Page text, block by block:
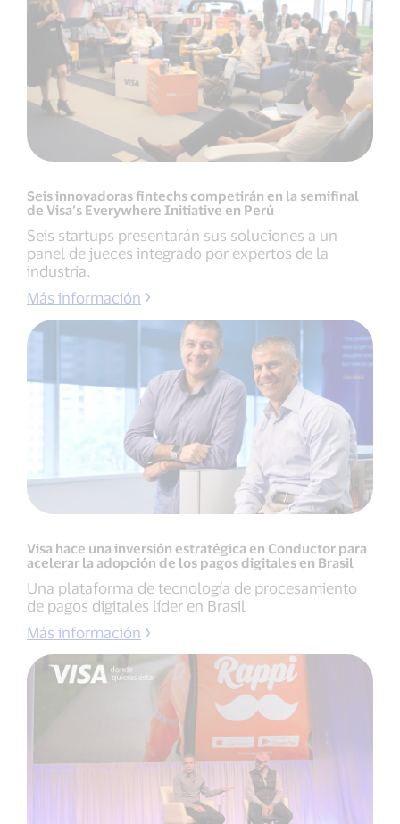
Seis innovadoras fintechs competirán en la semifinal
de Visa’s Everywhere Initiative en Perú
Seis startups presentarán sus soluciones a un
panel de jueces integrado por expertos de la
industria.
Más información
Visa hace una inversión estratégica en Conductor para
acelerar la adopción de los pagos digitales en Brasil
Una plataforma de tecnología de procesamiento
de pagos digitales líder en Brasil
Más información